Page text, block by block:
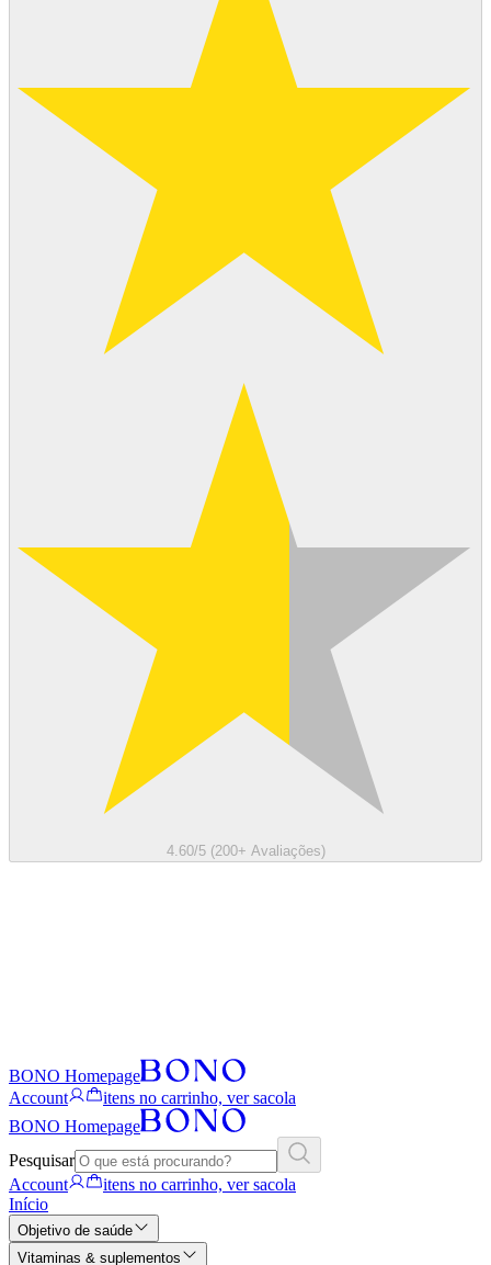
4.60/5 (200+ Avaliações)
BONO Homepage
Account
itens no carrinho, ver sacola
BONO Homepage
Pesquisar
Account
itens no carrinho, ver sacola
Início
Objetivo de saúde
Vitaminas & suplementos